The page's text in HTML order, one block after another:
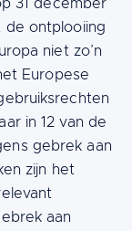
31 december
de ontplooiing
niet zo’n
Europese
in 12 van de
gebrek aan
zijn het
aan